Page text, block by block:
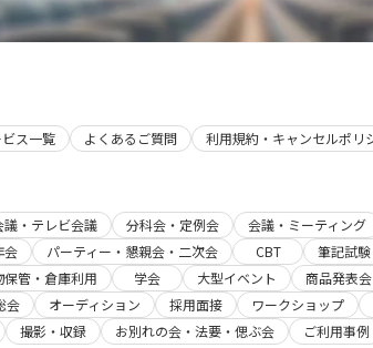
ス一覧 よくあるご質問 利用規約・キャンセルポリ
議・テレビ会議 分科会・定例会 会議・ミーティング
会 パーティー・懇親会・二次会 CBT 筆記試験
保管・倉庫利用 学会 大型イベント 商品発表会
会 オーディション 採用面接 ワークショップ
撮影・収録 お別れの会・法要・偲ぶ会 ご利用事例